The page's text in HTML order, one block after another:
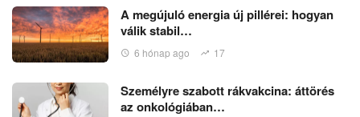
A megújuló energia új pillérei: hogyan
válik stabil…
6 hónap ago 17
Személyre szabott rákvakcina: áttörés
az onkológiában…